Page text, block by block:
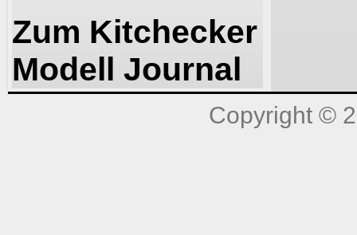
Zum Kitchecker
Modell Journal
Copyright ©